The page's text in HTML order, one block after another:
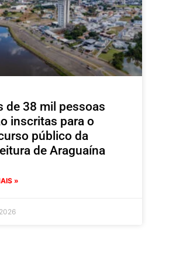
de 38 mil pessoas
inscritas para o
público da
de Araguaína
»